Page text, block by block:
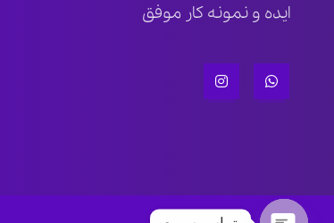
ایده و نمونه کار موفق